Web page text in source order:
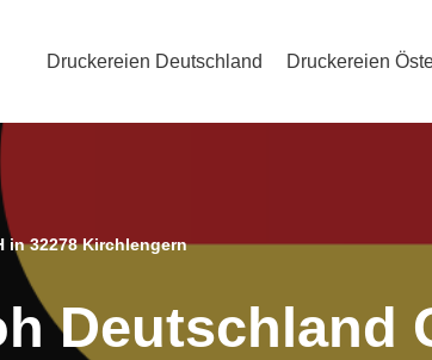
Druckereien Deutschland Druckereien
in 32278 Kirchlengern
Deutschland